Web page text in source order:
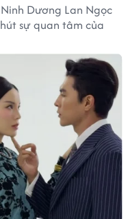
Dương Lan Ngọc
sự quan tâm của